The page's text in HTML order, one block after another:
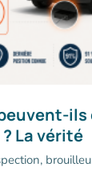
La vérité